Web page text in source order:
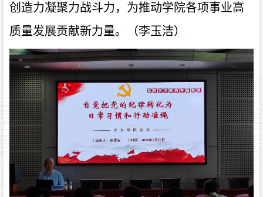
创造力凝聚力战斗力，为推动学院各项事业高
质量发展贡献新力量。（李玉洁）